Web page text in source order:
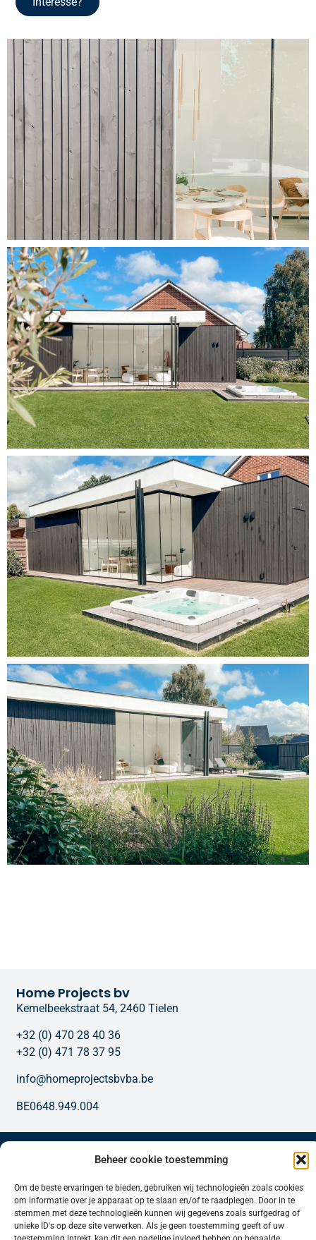
Beheer cookie toestemming
Om de beste ervaringen te bieden, gebruiken wij technologieën zoals cookies
om informatie over je apparaat op te slaan en/of te raadplegen. Door in te
stemmen met deze technologieën kunnen wij gegevens zoals surfgedrag of
unieke ID's op deze site verwerken. Als je geen toestemming geeft of uw
Home Projects bv
Kemelbeekstraat 54, 2460 Tielen
+32 (0) 470 28 40 36
+32 (0) 471 78 37 95
info@homeprojectsbvba.be
BE0648.949.004
Onze diensten